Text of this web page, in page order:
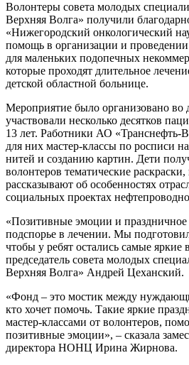
Волонтеры совета молодых
Верхняя Волга» получили
«Нижегородский онкологический
помощь в организации и
для маленьких подопечных
которые проходят длительное
детской областной больнице.
Мероприятие было организовано во
участвовали несколько десятков
13 лет. Работники АО «Транснефть-
для них мастер-классы по росписи
нитей и созданию картин. Дети
волонтеров тематические
рассказывают об особенностях
социальных проектах
«Позитивные эмоции и праздничное
подспорье в лечении. Мы
чтобы у ребят остались самые яркие
председатель совета молодых
Верхняя Волга» Андрей Цеханский.
«Фонд – это мостик между
кто хочет помочь. Такие яркие
мастер-классами от волонтеров,
позитивные эмоции», – сказала
директора НОНЦ Ирина Жирнова.